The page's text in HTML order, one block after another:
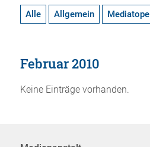
Alle Allgemein Mediatope
Februar 2010
Keine Einträge vorhanden.